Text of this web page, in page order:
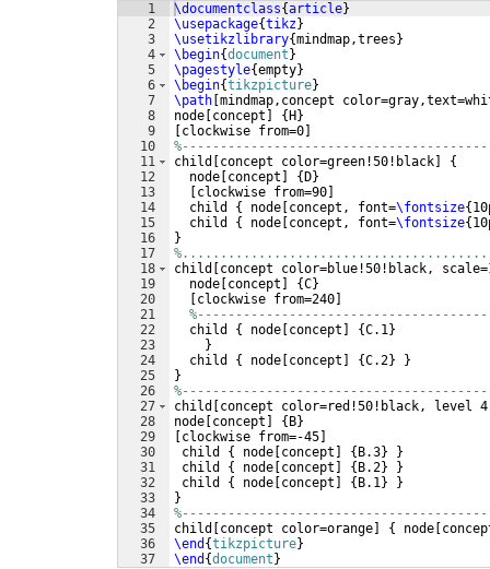
1
2
3
4
5
6
7
8
9
10
11
12
13
14
15
16
17
18
19
20
21
22
23
24
25
26
27
28
29
30
31
32
33
34
35
36
37
\documentclass{article}
\usepackage{tikz}
\usetikzlibrary{mindmap,trees }
\begin{document }
\pagestyle{empty}
\begin{tikzpicture}
\path mindmap,concept
node concept { H }
clockwise from=0
child
concept color=green!50!black
{
  node
concept { D}
clockwise from=90
  child
{ node concept, font=\fontsize{
  child
{ node concept, font=\fontsize{
}
child
concept color=blue!50!black,
  node
concept {C}
clockwise from=240
  child
{ node concept {C.1}
}
  child
{ node concept {C.2}
}
}
child
concept color=red!50!black, level
node concept { B}
clockwise from=-45
child { node concept { B.3}
}
child { node concept { B.2}
}
child { node concept { B.1}
}
}
child
concept color=orange { node
\end {tikzpicture}
\end {document }